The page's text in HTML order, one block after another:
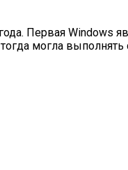
Первая Windows
могла